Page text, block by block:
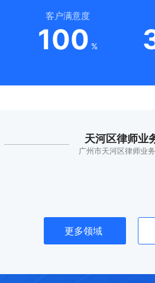
客户满意度
100 %
天河区律师业
广州市天河区律师业
更多领域